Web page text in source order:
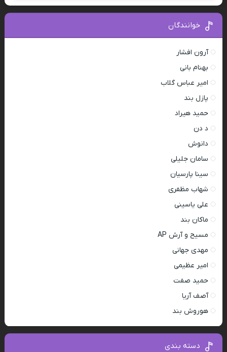
خوانندگان
آرون افشار
بهنام بانی
امیر عباس گلاب
پازل بند
حمید هیراد
د دن
دانوش
سامان جلیلی
سینا پارسیان
شهاب مظفری
علی یاسینی
ماکان بند
مسیح و آرش AP
مهدی جهانی
امیر عظیمی
حمید صفت
آصف آریا
هوروش بند
دسته بندی